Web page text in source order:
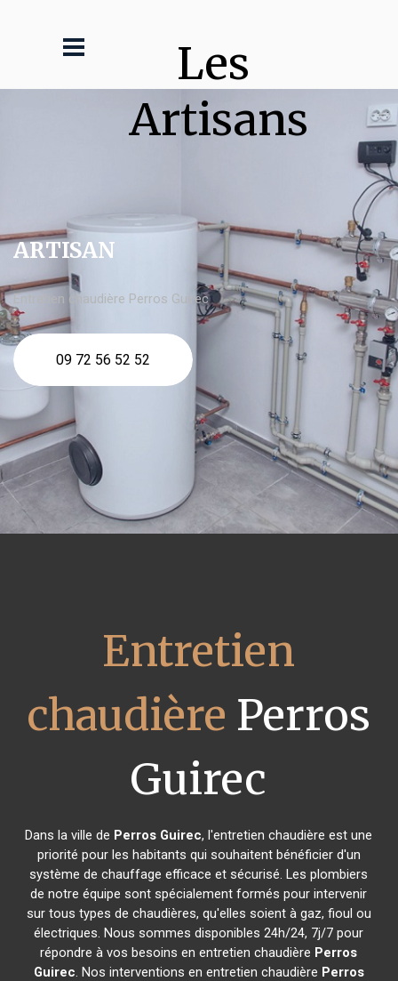
Les
Artisans
ARTISAN
Entretien chaudière Perros Guirec
09 72 56 52 52
Entretien
chaudière Perros
Guirec
Dans la ville de Perros Guirec, l'entretien chaudière est une
priorité pour les habitants qui souhaitent bénéficier d'un
système de chauffage efficace et sécurisé. Les plombiers
de notre équipe sont spécialement formés pour intervenir
sur tous types de chaudières, qu'elles soient à gaz, fioul ou
électriques. Nous sommes disponibles 24h/24, 7j/7 pour
répondre à vos besoins en entretien chaudière Perros
Guirec. Nos interventions en entretien chaudière Perros